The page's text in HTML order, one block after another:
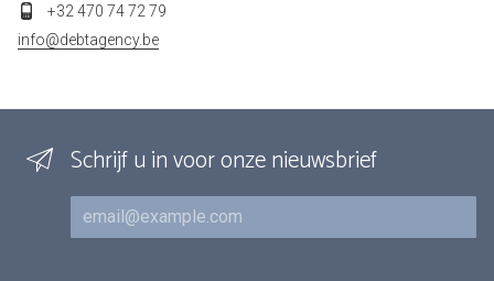
+32 470 74 72 79
info@debtagency.be
Schrijf u in voor onze nieuwsbrief
E-mail